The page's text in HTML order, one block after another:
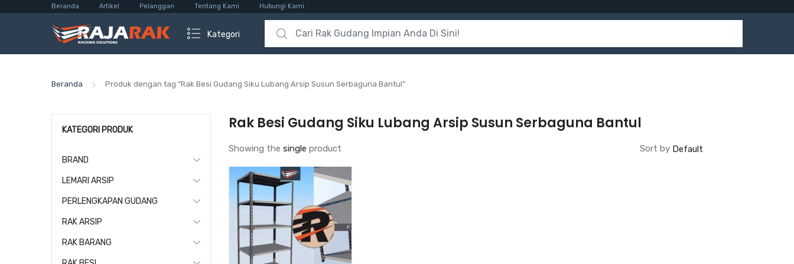
Beranda Artikel Pelanggan Tentang Kami Hubungi Kami
Kategori
Search for:
Beranda Produk dengan tag “Rak Besi Gudang Siku Lubang Arsip Susun Serbaguna Bantul”
Rak Besi Gudang Siku Lubang Arsip Susun Serbaguna Bantul
Showing the single product Sort by
KATEGORI PRODUK
BRAND
LEMARI ARSIP
PERLENGKAPAN GUDANG
RAK ARSIP
RAK BARANG